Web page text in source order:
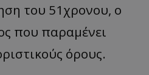
του 51χρονου, ο
που παραμένει
όρους.